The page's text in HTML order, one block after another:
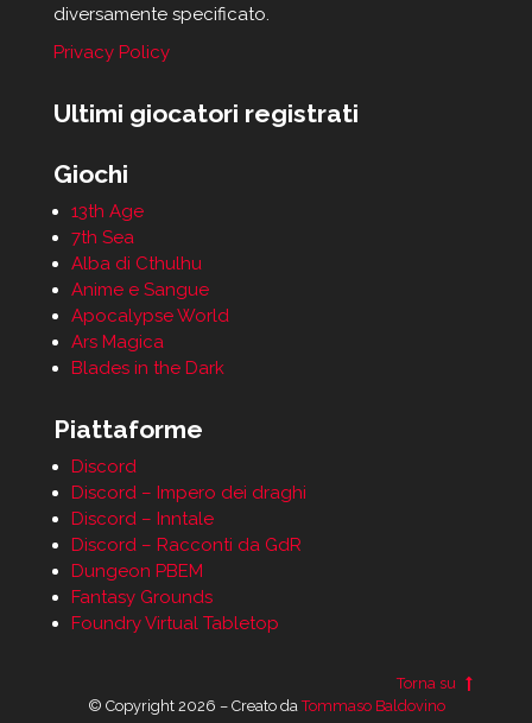
diversamente specificato.
Privacy Policy
Ultimi giocatori registrati
Giochi
13th Age
7th Sea
Alba di Cthulhu
Anime e Sangue
Apocalypse World
Ars Magica
Blades in the Dark
Piattaforme
Discord
Discord – Impero dei draghi
Discord – Inntale
Discord – Racconti da GdR
Dungeon PBEM
Fantasy Grounds
Foundry Virtual Tabletop
Torna su
© Copyright 2026 – Creato daTommaso Baldovino